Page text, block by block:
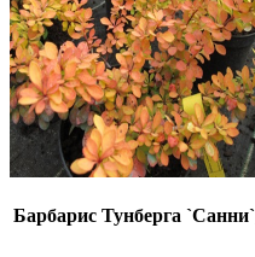
Барбарис Тунберга `Санни`